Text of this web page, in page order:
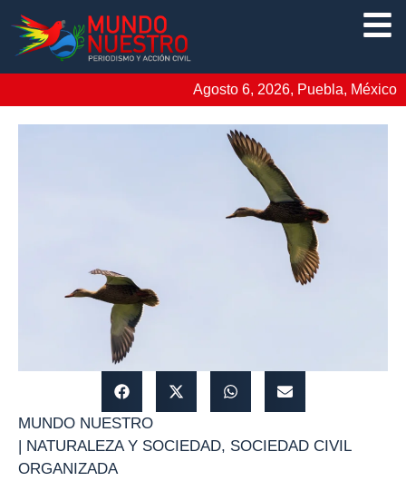
Agosto 6, 2026, Puebla, México
MUNDO NUESTRO
| NATURALEZA Y SOCIEDAD, SOCIEDAD CIVIL
ORGANIZADA